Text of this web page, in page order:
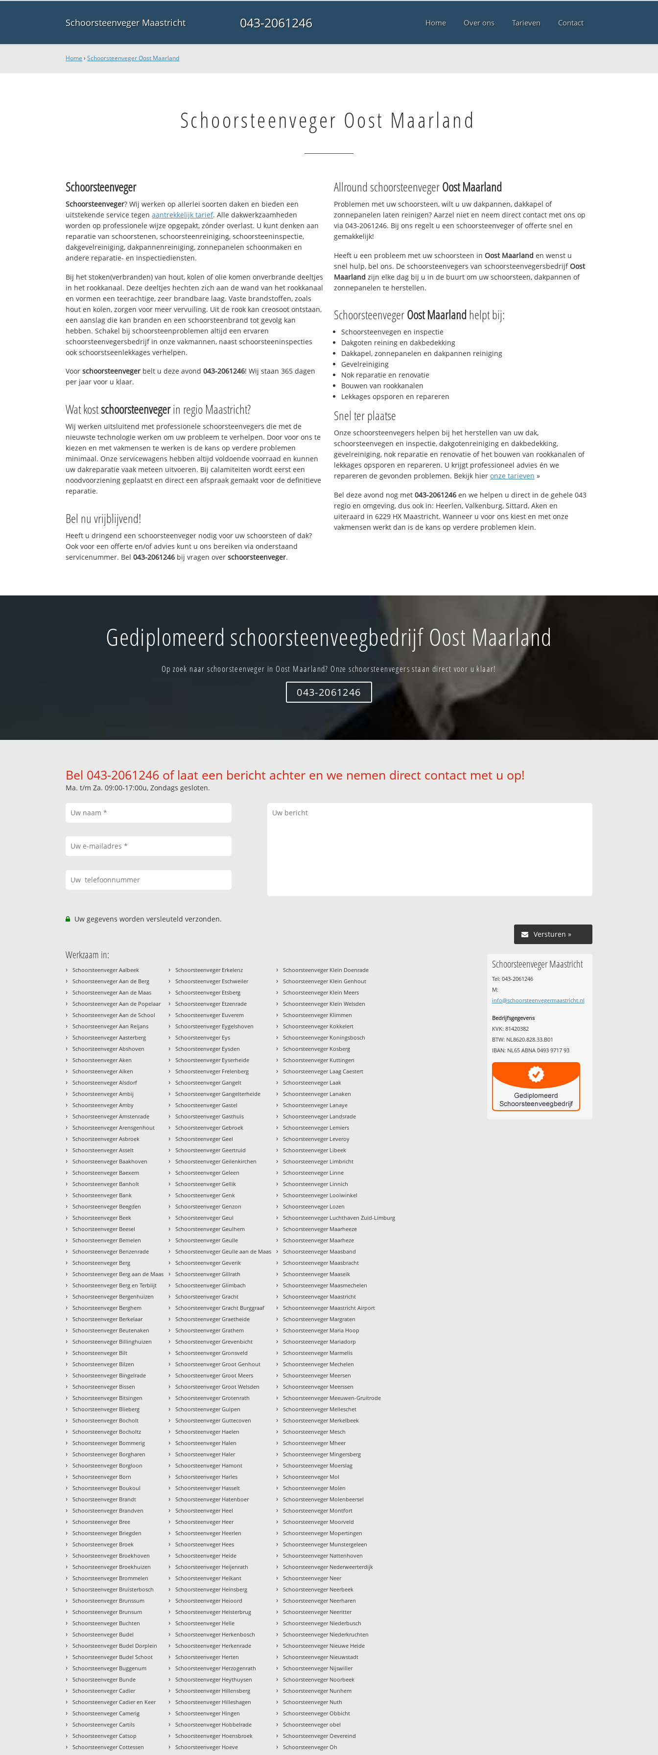
Schoorsteenveger Maastricht 043-2061246 Home Over ons Tarieven Contact
Home ›Schoorsteenveger Oost Maarland
Schoorsteenveger Oost Maarland
Schoorsteenveger
Schoorsteenveger? Wij werken op allerlei soorten daken en bieden een
uitstekende service tegenaantrekkelijk tarief. Alle dakwerkzaamheden
worden op professionele wijze opgepakt, zónder overlast. U kunt denken aan
reparatie van schoorstenen, schoorsteenreiniging, schoorsteeninspectie,
dakgevelreiniging, dakpannenreiniging, zonnepanelen schoonmaken en
andere reparatie- en inspectiediensten.
Bij het stoken(verbranden) van hout, kolen of olie komen onverbrande deeltjes
in het rookkanaal. Deze deeltjes hechten zich aan de wand van het rookkanaal
en vormen een teerachtige, zeer brandbare laag. Vaste brandstoffen, zoals
hout en kolen, zorgen voor meer vervuiling. Uit de rook kan creosoot ontstaan,
een aanslag die kan branden en een schoorsteenbrand tot gevolg kan
hebben. Schakel bij schoorsteenproblemen altijd een ervaren
schoorsteenvegersbedrijf in onze vakmannen, naast schoorsteeninspecties
ook schoorstseenlekkages verhelpen.
Voorschoorsteenveger belt u deze avond043-2061246! Wij staan 365 dagen
per jaar voor u klaar.
Wat kostschoorsteenvegerin regio Maastricht?
Wij werken uitsluitend met professionele schoorsteenvegers die met de
nieuwste technologie werken om uw probleem te verhelpen. Door voor ons te
kiezen en met vakmensen te werken is de kans op verdere problemen
minimaal. Onze servicewagens hebben altijd voldoende voorraad en kunnen
uw dakreparatie vaak meteen uitvoeren. Bij calamiteiten wordt eerst een
noodvoorziening geplaatst en direct een afspraak gemaakt voor de definitieve
reparatie.
Bel nu vrijblijvend!
Heeft u dringend een schoorsteenveger nodig voor uw schoorsteen of dak?
Ook voor een offerte en/of advies kunt u ons bereiken via onderstaand
servicenummer. Bel043-2061246 bij vragen overschoorsteenveger.
Allround schoorsteenvegerOost Maarland
Problemen met uw schoorsteen, wilt u uw dakpannen, dakkapel of
zonnepanelen laten reinigen? Aarzel niet en neem direct contact met ons op
via 043-2061246. Bij ons regelt u een schoorsteenveger of offerte snel en
gemakkelijk!
Heeft u een probleem met uw schoorsteen in Oost Maarland en wenst u
snel hulp, bel ons. De schoorsteenvegers van schoorsteenvegersbedrijfOost
Maarland zijn elke dag bij u in de buurt om uw schoorsteen, dakpannen of
zonnepanelen te herstellen.
SchoorsteenvegerOost Maarlandhelpt bij:
Schoorsteenvegen en inspectie
Dakgoten reining en dakbedekking
Dakkapel, zonnepanelen en dakpannen reiniging
Gevelreiniging
Nok reparatie en renovatie
Bouwen van rookkanalen
Lekkages opsporen en repareren
Snel ter plaatse
Onze schoorsteenvegers helpen bij het herstellen van uw dak,
schoorsteenvegen en inspectie, dakgotenreiniging en dakbedekking,
gevelreiniging, nok reparatie en renovatie of het bouwen van rookkanalen of
lekkages opsporen en repareren. U krijgt professioneel advies én we
repareren de gevonden problemen. Bekijk hier onze tarieven »
Bel deze avond nog met 043-2061246 en we helpen u direct in de gehele 043
regio en omgeving, dus ook in: Heerlen, Valkenburg, Sittard, Aken en
uiteraard in 6229 HX Maastricht. Wanneer u voor ons kiest en met onze
vakmensen werkt dan is de kans op verdere problemen klein.
Gediplomeerd schoorsteenveegbedrijf Oost Maarland
Op zoek naar schoorsteenveger in Oost Maarland? Onze schoorsteenvegers staan direct voor u klaar!
043-2061246
Bel 043-2061246 of laat een bericht achter en we nemen direct contact met u op!
Ma. t/m Za. 09:00-17:00u, Zondags gesloten.
Uw gegevens worden versleuteld verzonden.
Versturen »
Werkzaam in:
› Schoorsteenveger Aalbeek
› Schoorsteenveger Aan de Berg
› Schoorsteenveger Aan de Maas
› Schoorsteenveger Aan de Popelaar
› Schoorsteenveger Aan de School
› Schoorsteenveger Aan Reijans
› Schoorsteenveger Aasterberg
› Schoorsteenveger Abshoven
› Schoorsteenveger Aken
› Schoorsteenveger Alken
› Schoorsteenveger Alsdorf
› Schoorsteenveger Ambij
› Schoorsteenveger Amby
› Schoorsteenveger Amstenrade
› Schoorsteenveger Arensgenhout
› Schoorsteenveger Asbroek
› Schoorsteenveger Asselt
› Schoorsteenveger Baakhoven
› Schoorsteenveger Baexem
› Schoorsteenveger Banholt
› Schoorsteenveger Bank
› Schoorsteenveger Beegden
› Schoorsteenveger Beek
› Schoorsteenveger Beesel
› Schoorsteenveger Bemelen
› Schoorsteenveger Benzenrade
› Schoorsteenveger Berg
› Schoorsteenveger Berg aan de Maas
› Schoorsteenveger Berg en Terblijt
› Schoorsteenveger Bergenhuizen
› Schoorsteenveger Berghem
› Schoorsteenveger Berkelaar
› Schoorsteenveger Beutenaken
› Schoorsteenveger Billinghuizen
› Schoorsteenveger Bilt
› Schoorsteenveger Bilzen
› Schoorsteenveger Bingelrade
› Schoorsteenveger Bissen
› Schoorsteenveger Bitsingen
› Schoorsteenveger Blieberg
› Schoorsteenveger Bocholt
› Schoorsteenveger Bocholtz
› Schoorsteenveger Bommerig
› Schoorsteenveger Borgharen
› Schoorsteenveger Borgloon
› Schoorsteenveger Born
› Schoorsteenveger Boukoul
› Schoorsteenveger Brandt
› Schoorsteenveger Brandven
› Schoorsteenveger Bree
› Schoorsteenveger Briegden
› Schoorsteenveger Broek
› Schoorsteenveger Broekhoven
› Schoorsteenveger Broekhuizen
› Schoorsteenveger Brommelen
› Schoorsteenveger Bruisterbosch
› Schoorsteenveger Brunssum
› Schoorsteenveger Brunsum
› Schoorsteenveger Buchten
› Schoorsteenveger Budel
› Schoorsteenveger Budel Dorplein
› Schoorsteenveger Budel Schoot
› Schoorsteenveger Buggenum
› Schoorsteenveger Bunde
› Schoorsteenveger Cadier
› Schoorsteenveger Cadier en Keer
› Schoorsteenveger Camerig
› Schoorsteenveger Cartils
› Schoorsteenveger Catsop
› Schoorsteenveger Cottessen
› Schoorsteenveger Erkelenz
› Schoorsteenveger Eschweiler
› Schoorsteenveger Etsberg
› Schoorsteenveger Etzenrade
› Schoorsteenveger Euverem
› Schoorsteenveger Eygelshoven
› Schoorsteenveger Eys
› Schoorsteenveger Eysden
› Schoorsteenveger Eyserheide
› Schoorsteenveger Frelenberg
› Schoorsteenveger Gangelt
› Schoorsteenveger Gangelterheide
› Schoorsteenveger Gastel
› Schoorsteenveger Gasthuis
› Schoorsteenveger Gebroek
› Schoorsteenveger Geel
› Schoorsteenveger Geertruid
› Schoorsteenveger Geilenkirchen
› Schoorsteenveger Geleen
› Schoorsteenveger Gellik
› Schoorsteenveger Genk
› Schoorsteenveger Genzon
› Schoorsteenveger Geul
› Schoorsteenveger Geulhem
› Schoorsteenveger Geulle
› Schoorsteenveger Geulle aan de Maas
› Schoorsteenveger Geverik
› Schoorsteenveger Gillrath
› Schoorsteenveger Glimbach
› Schoorsteenveger Gracht
› Schoorsteenveger Gracht Burggraaf
› Schoorsteenveger Graetheide
› Schoorsteenveger Grathem
› Schoorsteenveger Grevenbicht
› Schoorsteenveger Gronsveld
› Schoorsteenveger Groot Genhout
› Schoorsteenveger Groot Meers
› Schoorsteenveger Groot Welsden
› Schoorsteenveger Grotenrath
› Schoorsteenveger Gulpen
› Schoorsteenveger Guttecoven
› Schoorsteenveger Haelen
› Schoorsteenveger Halen
› Schoorsteenveger Haler
› Schoorsteenveger Hamont
› Schoorsteenveger Harles
› Schoorsteenveger Hasselt
› Schoorsteenveger Hatenboer
› Schoorsteenveger Heel
› Schoorsteenveger Heer
› Schoorsteenveger Heerlen
› Schoorsteenveger Hees
› Schoorsteenveger Heide
› Schoorsteenveger Heijenrath
› Schoorsteenveger Heikant
› Schoorsteenveger Heinsberg
› Schoorsteenveger Heioord
› Schoorsteenveger Heisterbrug
› Schoorsteenveger Helle
› Schoorsteenveger Herkenbosch
› Schoorsteenveger Herkenrade
› Schoorsteenveger Herten
› Schoorsteenveger Herzogenrath
› Schoorsteenveger Heythuysen
› Schoorsteenveger Hillensberg
› Schoorsteenveger Hilleshagen
› Schoorsteenveger Hingen
› Schoorsteenveger Hobbelrade
› Schoorsteenveger Hoensbroek
› Schoorsteenveger Hoeve
› Schoorsteenveger Klein Doenrade
› Schoorsteenveger Klein Genhout
› Schoorsteenveger Klein Meers
› Schoorsteenveger Klein Welsden
› Schoorsteenveger Klimmen
› Schoorsteenveger Kokkelert
› Schoorsteenveger Koningsbosch
› Schoorsteenveger Kosberg
› Schoorsteenveger Kuttingen
› Schoorsteenveger Laag Caestert
› Schoorsteenveger Laak
› Schoorsteenveger Lanaken
› Schoorsteenveger Lanaye
› Schoorsteenveger Landsrade
› Schoorsteenveger Lemiers
› Schoorsteenveger Leveroy
› Schoorsteenveger Libeek
› Schoorsteenveger Limbricht
› Schoorsteenveger Linne
› Schoorsteenveger Linnich
› Schoorsteenveger Looiwinkel
› Schoorsteenveger Lozen
› Schoorsteenveger Luchthaven Zuid-Limburg
› Schoorsteenveger Maarheeze
› Schoorsteenveger Maarheze
› Schoorsteenveger Maasband
› Schoorsteenveger Maasbracht
› Schoorsteenveger Maaseik
› Schoorsteenveger Maasmechelen
› Schoorsteenveger Maastricht
› Schoorsteenveger Maastricht Airport
› Schoorsteenveger Margraten
› Schoorsteenveger Maria Hoop
› Schoorsteenveger Mariadorp
› Schoorsteenveger Marmelis
› Schoorsteenveger Mechelen
› Schoorsteenveger Meersen
› Schoorsteenveger Meerssen
› Schoorsteenveger Meeuwen-Gruitrode
› Schoorsteenveger Melleschet
› Schoorsteenveger Merkelbeek
› Schoorsteenveger Mesch
› Schoorsteenveger Mheer
› Schoorsteenveger Mingersberg
› Schoorsteenveger Moerslag
› Schoorsteenveger Mol
› Schoorsteenveger Molen
› Schoorsteenveger Molenbeersel
› Schoorsteenveger Montfort
› Schoorsteenveger Moorveld
› Schoorsteenveger Mopertingen
› Schoorsteenveger Munstergeleen
› Schoorsteenveger Nattenhoven
› Schoorsteenveger Nederweerterdijk
› Schoorsteenveger Neer
› Schoorsteenveger Neerbeek
› Schoorsteenveger Neerharen
› Schoorsteenveger Neeritter
› Schoorsteenveger Niederbusch
› Schoorsteenveger Niederkruchten
› Schoorsteenveger Nieuwe Heide
› Schoorsteenveger Nieuwstadt
› Schoorsteenveger Nijswiller
› Schoorsteenveger Noorbeek
› Schoorsteenveger Nunhem
› Schoorsteenveger Nuth
› Schoorsteenveger Obbicht
› Schoorsteenveger obel
› Schoorsteenveger Oevereind
› Schoorsteenveger Oh
Schoorsteenveger Maastricht
Tel: 043-2061246
M:
info@schoorsteenvegermaastricht.nl
Bedrijfsgegevens
KVK: 81420382
BTW: NL8620.828.33.B01
IBAN: NL65 ABNA 0493 9717 93